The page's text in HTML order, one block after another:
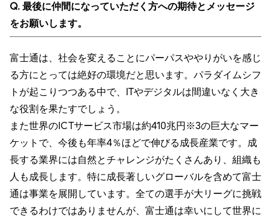
Q. 最後に仲間になっていただく方への期待とメッセージ
をお願いします。
富士通は、社会を変えることにパーパスややりがいを感じ
る方にとっては絶好の環境だと思います。パラダイムシフ
トが起こりつつある中で、ITやデジタルは間違いなく大き
な役割を果たすでしょう。
また世界のICTサービス市場は約410兆円※3の巨大なマー
ケットで、今後も年率4％ほどで伸びる成長産業です。成
長する業界には自然とチャレンジがたくさんあり、組織も
人も成長します。特に成長著しいグローバルを含めて富士
通は事業を展開しています。全ての選手が大リーグに挑戦
できるわけではありませんが、富士通は幸いにして世界に